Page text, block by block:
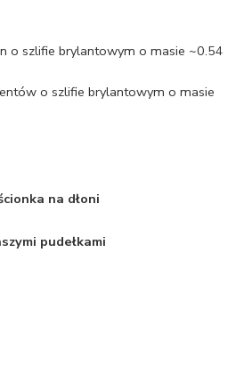
o szlifie brylantowym o masie ~0.54
o szlifie brylantowym o masie
na dłoni
pudełkami